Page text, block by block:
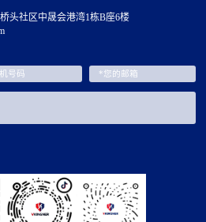
头社区中晟会港湾1栋B座6楼